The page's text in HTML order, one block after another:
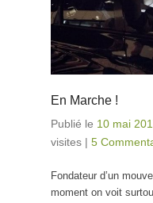
En Marche !
Publié le 10 mai
visites | 5
Fondateur d’un
moment on voit